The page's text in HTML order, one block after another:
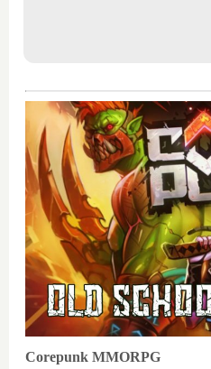
Corepunk MMORPG